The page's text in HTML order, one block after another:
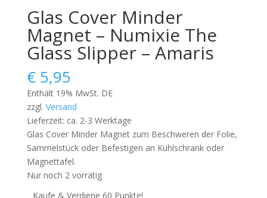
Glas Cover Minder
Magnet – Numixie The
Glass Slipper – Amaris
€5,95
Enthält 19% MwSt. DE
zzgl. Versand
Lieferzeit: ca. 2-3 Werktage
Glas Cover Minder Magnet zum Beschweren der Folie,
Sammelstück oder Befestigen an Kühlschrank oder
Magnettafel.
Nur noch 2 vorrätig
Kaufe & Verdiene 60 Punkte!